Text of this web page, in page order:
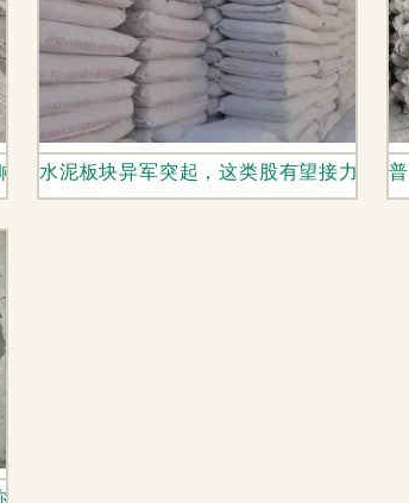
与防治策略
水泥板块异军突起，这类股有望接力补涨
清楚再做决定